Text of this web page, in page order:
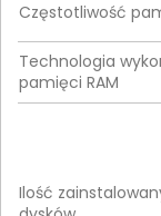
Częstotliwość
Technologia
pamięci RAM
Ilość